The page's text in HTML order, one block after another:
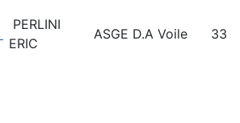
PERLINI
ERIC
ASGE D.A Voile 333